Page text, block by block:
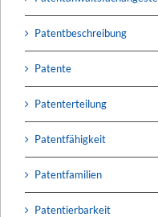
Patentbeschreibung
Patente
Patenterteilung
Patentfähigkeit
Patentfamilien
Patentierbarkeit